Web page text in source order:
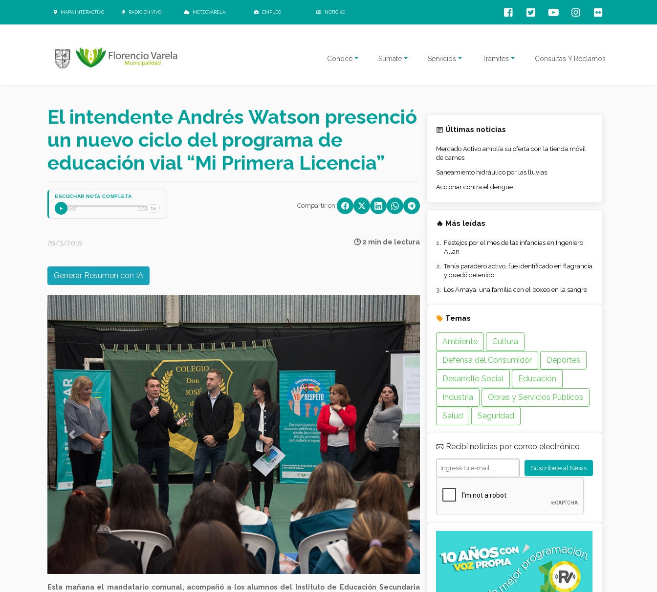
MAPA INTERACTIVO RADIO EN VIVO METEOVARELA EMPLEO NOTICIAS
Conocé Sumate Servicios Trámites Consultas Y Reclamos
El intendente Andrés Watson presenció
un nuevo ciclo del programa de
educación vial “Mi Primera Licencia”
ESCUCHAR NOTA COMPLETA
0:00 2:30 1× Compartir en:
29/3/2019 🕒 2 min de lectura
Generar Resumen con IA
Previous Next
Esta mañana el mandatario comunal, acompañó a los alumnos del Instituto de Educación Secundaria
Últimas noticias
Mercado Activo amplía su oferta con la tienda móvil
de carnes
Saneamiento hidráulico por las lluvias
Accionar contra el dengue
🔥 Más leídas
Festejos por el mes de las infancias en Ingeniero
Allan
Tenía paradero activo, fue identificado en flagrancia
y quedó detenido
Los Amaya, una familia con el boxeo en la sangre
Temas
Ambiente
Cultura
Defensa del Consumidor
Deportes
Desarrollo Social
Educación
Industria
Obras y Servicios Públicos
Salud
Seguridad
📧 Recibí noticias por correo electrónico